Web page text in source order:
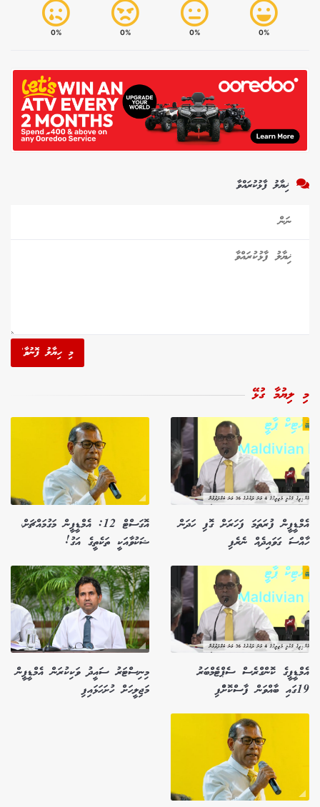
0%
0%
0%
0%
ޚިޔާލު ފާޅުކުރައްވާ
މި ހިޔާލު ފޮނުވާ'
މި ލިޔުމާ ގުޅޭ
އެމްޑީޕީން ފުރަތަމަ ފަހަރަށް ގޮފި ހަދަން
ހާއްސަ ގަވައިދެއް ނެރެފި
އޮގަސްޓް 12: އެމްޑީޕީން މަގުމައްޗަށް،
ޝަކުވާއަކީ ތަކެތީގެ އަގު!
އެމްޑީޕީގެ ކޮންގްރެސް ސެޕްޓެމްބަރު
19ގައި ބާއްވަން ފާސްކޮށްްފި
މިނިސްޓަރު ސައީދު ވަކިކުރަން އެމްޑީޕީން
މަޖިލީހަށް ހުށަހަޅައިފި